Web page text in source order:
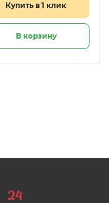
Купить в 1 клик
В корзину